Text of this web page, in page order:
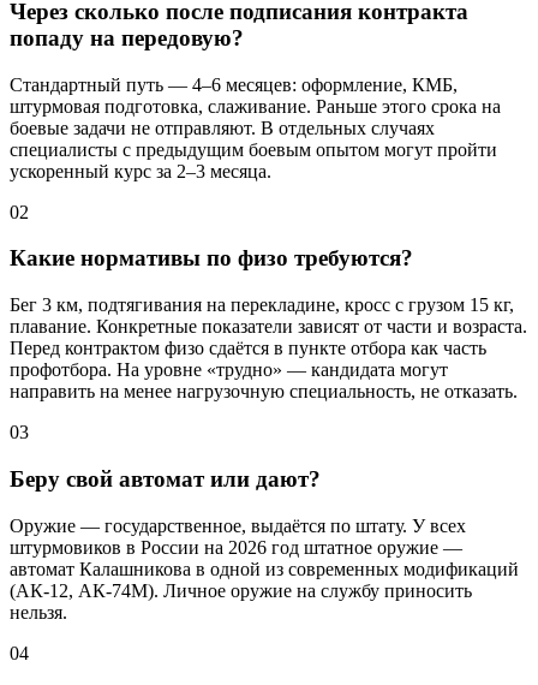
Через сколько после подписания контракта
попаду на передовую?
Стандартный путь — 4–6 месяцев: оформление, КМБ,
штурмовая подготовка, слаживание. Раньше этого срока на
боевые задачи не отправляют. В отдельных случаях
специалисты с предыдущим боевым опытом могут пройти
ускоренный курс за 2–3 месяца.
02
Какие нормативы по физо требуются?
Бег 3 км, подтягивания на перекладине, кросс с грузом 15 кг,
плавание. Конкретные показатели зависят от части и возраста.
Перед контрактом физо сдаётся в пункте отбора как часть
профотбора. На уровне «трудно» — кандидата могут
направить на менее нагрузочную специальность, не отказать.
03
Беру свой автомат или дают?
Оружие — государственное, выдаётся по штату. У всех
штурмовиков в России на 2026 год штатное оружие —
автомат Калашникова в одной из современных модификаций
(АК-12, АК-74М). Личное оружие на службу приносить
нельзя.
04